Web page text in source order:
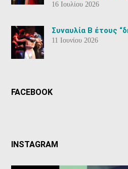
16 Ιουλίου 2026
Συναυλία Β έτους
11 Ιουνίου 2026
FACEBOOK
INSTAGRAM